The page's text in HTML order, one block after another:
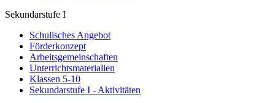
Sekundarstufe I
Schulisches Angebot
Förderkonzept
Arbeitsgemeinschaften
Unterrichtsmaterialien
Klassen 5-10
Sekundarstufe I - Aktivitäten